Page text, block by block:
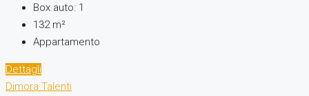
Box auto: 1
132 m²
Appartamento
Dettagli
Dimora Talenti